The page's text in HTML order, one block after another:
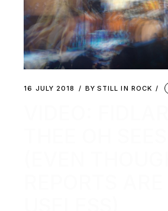
16 JULY 2018 BY STILL IN ROCK